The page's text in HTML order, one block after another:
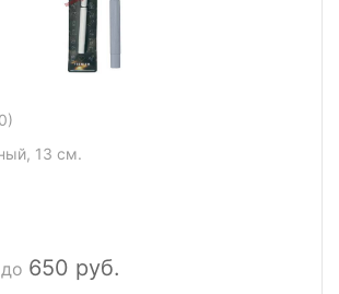
13 см.
до 650 руб.